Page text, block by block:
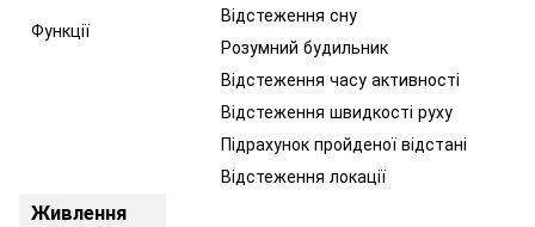
Функції
Відстеження сну
Розумний будильник
Відстеження часу активності
Відстеження швидкості руху
Підрахунок пройденої відстані
Відстеження локації
Живлення